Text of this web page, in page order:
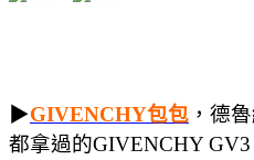
▶GIVENCHY包包 ，德
都拿過的GIVENCHY